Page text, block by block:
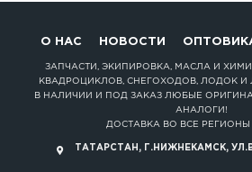
О НАС НОВОСТИ
ЗАПЧАСТИ, ЭКИПИРОВКА, МАСЛА И
КВАДРОЦИКЛОВ, СНЕГОХОДОВ, ЛОДОК
В НАЛИЧИИ И ПОД ЗАКАЗ ЛЮБЫЕ
АНАЛОГИ!
ДОСТАВКА ВО ВСЕ РЕГИОНЫ
ТАТАРСТАН, Г.НИЖНЕКАМСК,